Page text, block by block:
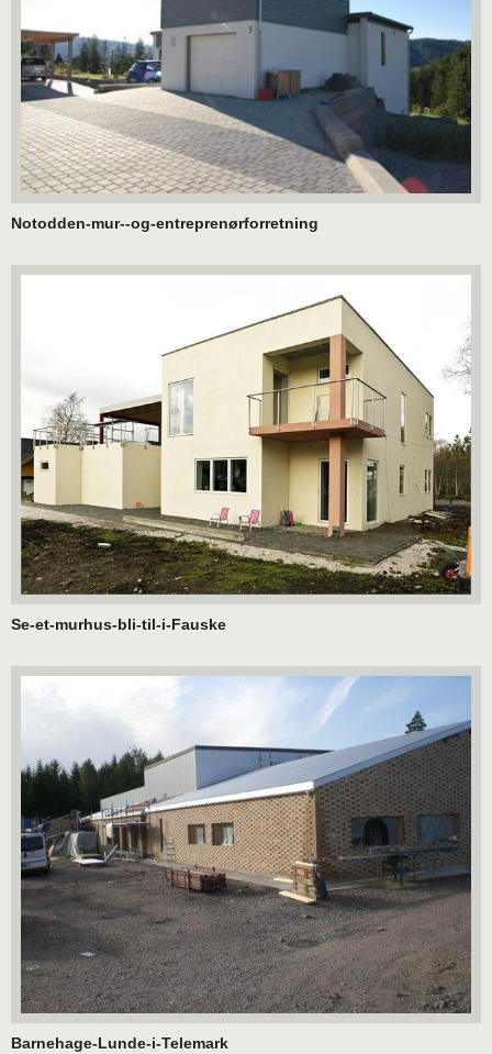
Notodden-mur--og-entreprenørforretning
Se-et-murhus-bli-til-i-Fauske
Barnehage-Lunde-i-Telemark